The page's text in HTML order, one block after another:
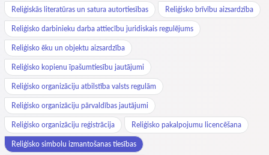
Reliģiskās literatūras un satura autortiesības Reliģisko brīvību aizsardzība
Reliģisko darbinieku darba attiecību juridiskais regulējums
Reliģisko ēku un objektu aizsardzība
Reliģisko kopienu īpašumtiesību jautājumi
Reliģisko organizāciju atbilstība valsts regulām
Reliģisko organizāciju pārvaldības jautājumi
Reliģisko organizāciju reģistrācija Reliģisko pakalpojumu licencēšana
Reliģisko simbolu izmantošanas tiesības